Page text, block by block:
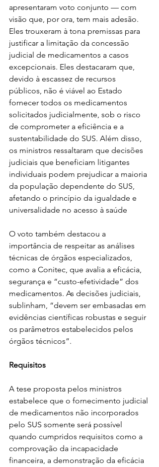
apresentaram voto conjunto — com
visão que, por ora, tem mais adesão.
Eles trouxeram à tona premissas para
justificar a limitação da concessão
judicial de medicamentos a casos
excepcionais. Eles destacaram que,
devido à escassez de recursos
públicos, não é viável ao Estado
fornecer todos os medicamentos
solicitados judicialmente, sob o risco
de comprometer a eficiência e a
sustentabilidade do SUS. Além disso,
os ministros ressaltaram que decisões
judiciais que beneficiam litigantes
individuais podem prejudicar a maioria
da população dependente do SUS,
afetando o princípio da igualdade e
universalidade no acesso à saúde
O voto também destacou a
importância de respeitar as análises
técnicas de órgãos especializados,
como a Conitec, que avalia a eficácia,
segurança e “custo-efetividade” dos
medicamentos. As decisões judiciais,
sublinham, “devem ser embasadas em
evidências científicas robustas e seguir
os parâmetros estabelecidos pelos
órgãos técnicos”.
Requisitos
A tese proposta pelos ministros
estabelece que o fornecimento judicial
de medicamentos não incorporados
pelo SUS somente será possível
quando cumpridos requisitos como a
comprovação da incapacidade
financeira, a demonstração da eficácia